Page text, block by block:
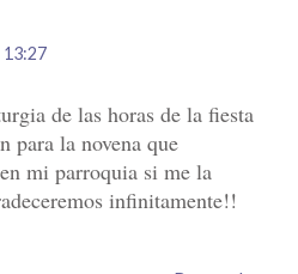
13:27
de las horas de la fiesta
para la novena que
mi parroquia si me la
infinitamente!!